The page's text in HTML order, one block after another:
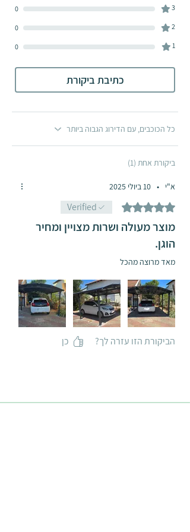
מומלצת. לקבלת מידע נוסף, אנא פנה
לנציג מכירות במספר 04-8486800
3
0
2
0
1
0
כתיבת ביקורת
כל הכוכבים, עם הדירוג הגבוה ביותר
ביקורת אחת (1)
א"י • 10 ביולי 2025
דירוג של 5 מתוך 5 כוכבים. Verified
מוצר מעולה ושרות מצויין ומחיר
הוגן.
מאד מרוצה מהכל
הביקורת הזו עזרה לך? כן